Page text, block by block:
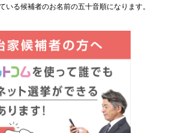
いる候補者のお名前の五十音順になります。